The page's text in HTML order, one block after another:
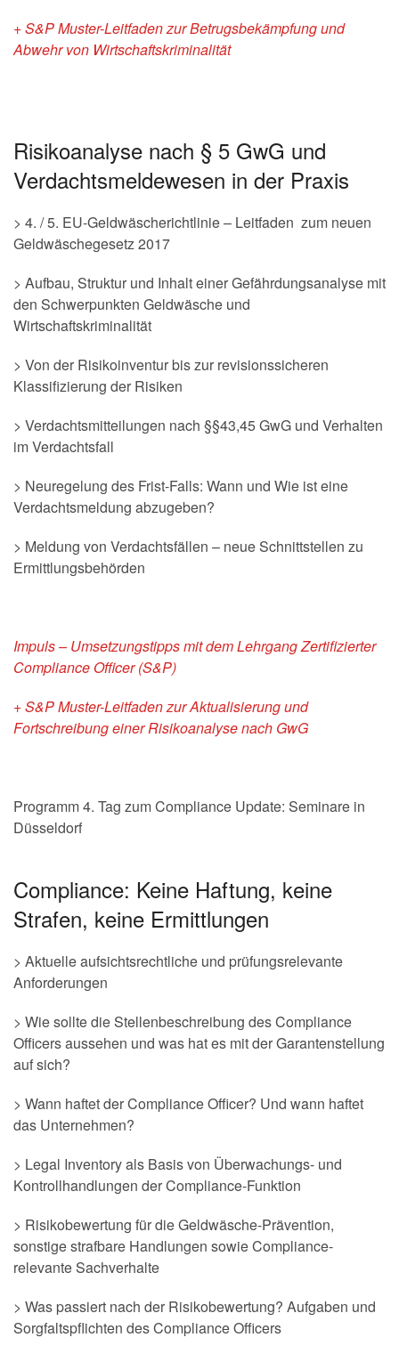
+ S&P Muster-Leitfaden zur Betrugsbekämpfung und
Abwehr von Wirtschaftskriminalität
Risikoanalyse nach § 5 GwG und
Verdachtsmeldewesen in der Praxis
> 4. / 5. EU-Geldwäscherichtlinie – Leitfaden zum neuen
Geldwäschegesetz 2017
> Aufbau, Struktur und Inhalt einer Gefährdungsanalyse mit
den Schwerpunkten Geldwäsche und
Wirtschaftskriminalität
> Von der Risikoinventur bis zur revisionssicheren
Klassifizierung der Risiken
> Verdachtsmitteilungen nach §§43,45 GwG und Verhalten
im Verdachtsfall
> Neuregelung des Frist-Falls: Wann und Wie ist eine
Verdachtsmeldung abzugeben?
> Meldung von Verdachtsfällen – neue Schnittstellen zu
Ermittlungsbehörden
Impuls – Umsetzungstipps mit dem Lehrgang Zertifizierter
Compliance Officer (S&P)
+ S&P Muster-Leitfaden zur Aktualisierung und
Fortschreibung einer Risikoanalyse nach GwG
Programm 4. Tag zum Compliance Update: Seminare in
Düsseldorf
Compliance: Keine Haftung, keine
Strafen, keine Ermittlungen
> Aktuelle aufsichtsrechtliche und prüfungsrelevante
Anforderungen
> Wie sollte die Stellenbeschreibung des Compliance
Officers aussehen und was hat es mit der Garantenstellung
auf sich?
> Wann haftet der Compliance Officer? Und wann haftet
das Unternehmen?
> Legal Inventory als Basis von Überwachungs- und
Kontrollhandlungen der Compliance-Funktion
> Risikobewertung für die Geldwäsche-Prävention,
sonstige strafbare Handlungen sowie Compliance-
relevante Sachverhalte
> Was passiert nach der Risikobewertung? Aufgaben und
Sorgfaltspflichten des Compliance Officers